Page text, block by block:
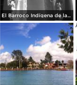
El Barroco Indígena de la Parroquia de Chignahuapan.